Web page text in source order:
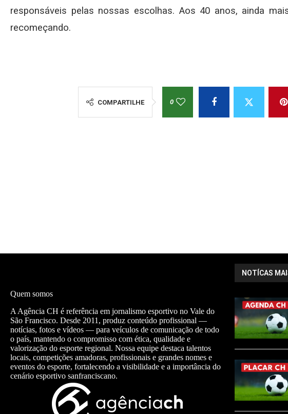
responsáveis pelas nossas escolhas. Aos 40 anos, ainda
recomeçando.
COMPARTILHE 0
Quem somos
A Agência CH é referência em jornalismo esportivo no Vale do
São Francisco. Desde 2011, produz conteúdo profissional —
notícias, fotos e vídeos — para veículos de comunicação de todo
o país, mantendo o compromisso com ética, qualidade e
valorização do esporte regional. Nossa equipe destaca talentos
locais, competições amadoras, profissionais e grandes nomes e
eventos do esporte, fortalecendo a visibilidade e a importância do
cenário esportivo sanfranciscano.
NOTÍCAS